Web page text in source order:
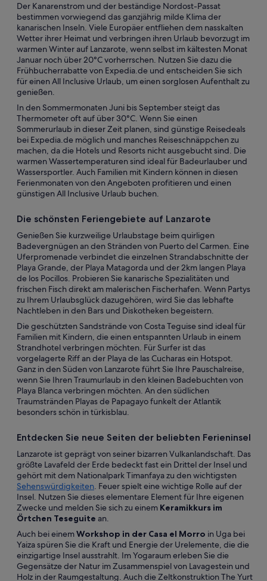
Der Kanarenstrom und der beständige Nordost-Passat
bestimmen vorwiegend das ganzjährig milde Klima der
kanarischen Inseln. Viele Europäer entfliehen dem nasskalten
Wetter ihrer Heimat und verbringen ihren Urlaub bevorzugt im
warmen Winter auf Lanzarote, wenn selbst im kältesten Monat
Januar noch über 20°C vorherrschen. Nutzen Sie dazu die
Frühbucherrabatte von Expedia.de und entscheiden Sie sich
für einen All Inclusive Urlaub, um einen sorglosen Aufenthalt zu
genießen.
In den Sommermonaten Juni bis September steigt das
Thermometer oft auf über 30°C. Wenn Sie einen
Sommerurlaub in dieser Zeit planen, sind günstige Reisedeals
bei Expedia.de möglich und manches Reiseschnäppchen zu
machen, da die Hotels und Resorts nicht ausgebucht sind. Die
warmen Wassertemperaturen sind ideal für Badeurlauber und
Wassersportler. Auch Familien mit Kindern können in diesen
Ferienmonaten von den Angeboten profitieren und einen
günstigen All Inclusive Urlaub buchen.
Die schönsten Feriengebiete auf Lanzarote
Genießen Sie kurzweilige Urlaubstage beim quirligen
Badevergnügen an den Stränden von Puerto del Carmen. Eine
Uferpromenade verbindet die einzelnen Strandabschnitte der
Playa Grande, der Playa Matagorda und der 2km langen Playa
de los Pocillos. Probieren Sie kanarische Spezialitäten und
frischen Fisch direkt am malerischen Fischerhafen. Wenn Partys
zu Ihrem Urlaubsglück dazugehören, wird Sie das lebhafte
Nachtleben in den Bars und Diskotheken begeistern.
Die geschützten Sandstrände von Costa Teguise sind ideal für
Familien mit Kindern, die einen entspannten Urlaub in einem
Strandhotel verbringen möchten. Für Surfer ist das
vorgelagerte Riff an der Playa de las Cucharas ein Hotspot.
Ganz in den Süden von Lanzarote führt Sie Ihre Pauschalreise,
wenn Sie Ihren Traumurlaub in den kleinen Badebuchten von
Playa Blanca verbringen möchten. An den südlichen
Traumstränden Playas de Papagayo funkelt der Atlantik
besonders schön in türkisblau.
Entdecken Sie neue Seiten der beliebten Ferieninsel
Lanzarote ist geprägt von seiner bizarren Vulkanlandschaft. Das
größte Lavafeld der Erde bedeckt fast ein Drittel der Insel und
gehört mit dem Nationalpark Timanfaya zu den wichtigsten
Sehenswürdigkeiten. Feuer spielt eine wichtige Rolle auf der
Insel. Nutzen Sie dieses elementare Element für Ihre eigenen
Zwecke und melden Sie sich zu einem Keramikkurs im
Örtchen Teseguite an.
Auch bei einemWorkshop in der Casa el Morro in Uga bei
Yaiza spüren Sie die Kraft und Energie der Urelemente, die die
einzigartige Insel ausstrahlt. Im Yogaraum erleben Sie die
Gegensätze der Natur im Zusammenspiel von Lavagestein und
Holz in der Raumgestaltung. Auch die Zeltkonstruktion The Yurt